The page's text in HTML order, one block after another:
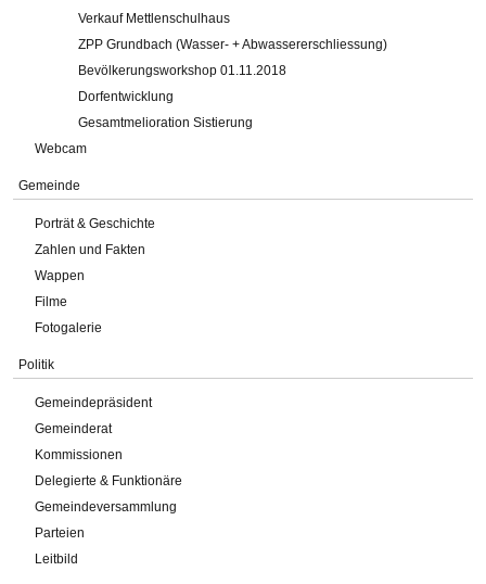
Verkauf Mettlenschulhaus
ZPP Grundbach (Wasser- + Abwassererschliessung)
Bevölkerungsworkshop 01.11.2018
Dorfentwicklung
Gesamtmelioration Sistierung
Webcam
Gemeinde
Porträt & Geschichte
Zahlen und Fakten
Wappen
Filme
Fotogalerie
Politik
Gemeindepräsident
Gemeinderat
Kommissionen
Delegierte & Funktionäre
Gemeindeversammlung
Parteien
Leitbild